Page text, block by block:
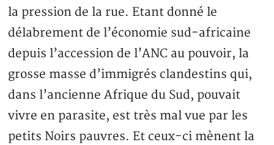
la pression de la rue. Etant donné le
délabrement de l’économie sud-africaine
depuis l’accession de l’ANC au pouvoir, la
grosse masse d’immigrés clandestins qui,
dans l’ancienne Afrique du Sud, pouvait
vivre en parasite, est très mal vue par les
petits Noirs pauvres. Et ceux-ci mènent la